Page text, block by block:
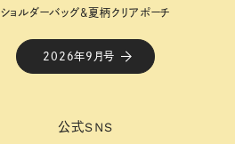
ショルダーバッグ&夏柄クリアポーチ
2026年9月号
公式SNS
ショルダーバッグ&夏柄クリアポーチ
2026年9月号
公式SNS